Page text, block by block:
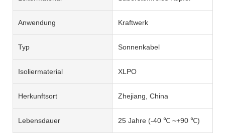
Anwendung Kraftwerk
Typ Sonnenkabel
Isoliermaterial XLPO
Herkunftsort Zhejiang, China
Lebensdauer 25 Jahre (-40 ℃ ~+90 ℃)